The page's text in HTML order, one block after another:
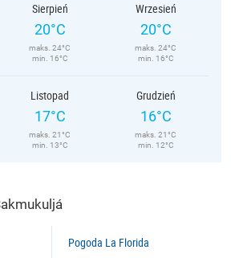
Sierpień
20°C
maks. 24°C
min. 16°C
Wrzesień
20°C
maks. 24°C
min. 16°C
Listopad
17°C
maks. 21°C
min. 13°C
Grudzień
16°C
maks. 21°C
min. 12°C
Pogoda La Florida